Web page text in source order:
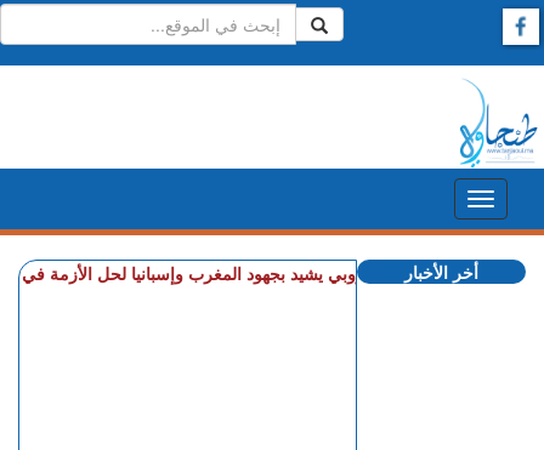
+ الاتحاد الأوروبي يشيد بجهود المغرب وإسبانيا لحل الأزمة في سبتة + أخر الأخبار